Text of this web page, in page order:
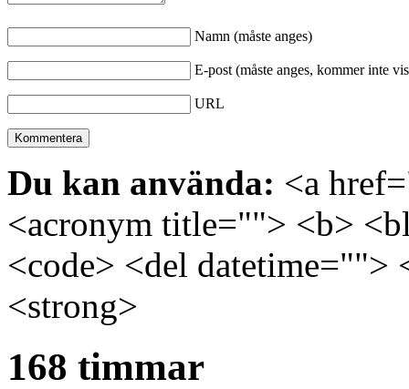
Namn (måste anges)
E-post (måste anges, kommer inte
URL
Du kan använda: <a
<acronym title=""> <b>
<code> <del
<strong>
168 timmar